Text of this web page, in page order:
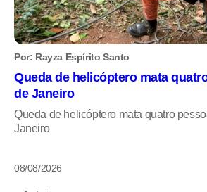
Por: Rayza Espírito Santo
Queda de helicóptero mata
de Janeiro
Queda de helicóptero mata quatro
Janeiro
08/08/2026